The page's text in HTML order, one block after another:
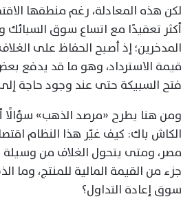
لكن هذه المعادلة، رغم منطقها
أكثر تعقيدًا مع اتساع سوق السبائك
المدخرين؛ إذ أصبح الحفاظ على
قيمة الاسترداد، وهو ما قد يدفع
فتح السبيكة حتى عند وجود حاجة
ومن هنا يطرح «مرصد الذهب»
الكاش باك: كيف غيّر هذا النظام
مصر، ومتى يتحول الغلاف من وسيلة
جزء من القيمة المالية للمنتج، وما
سوق إعادة التداول؟